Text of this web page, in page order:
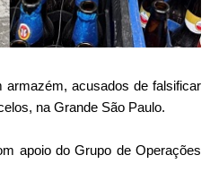
armazém, acusados de falsificar
na Grande São Paulo.
apoio do Grupo de Operações